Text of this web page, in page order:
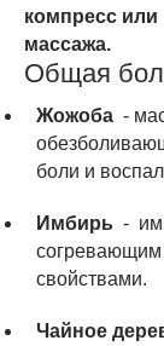
компресс
массажа.
Общая
Жожоба -
боли и
Имбирь -
согревающим
свойствами.
Чайное